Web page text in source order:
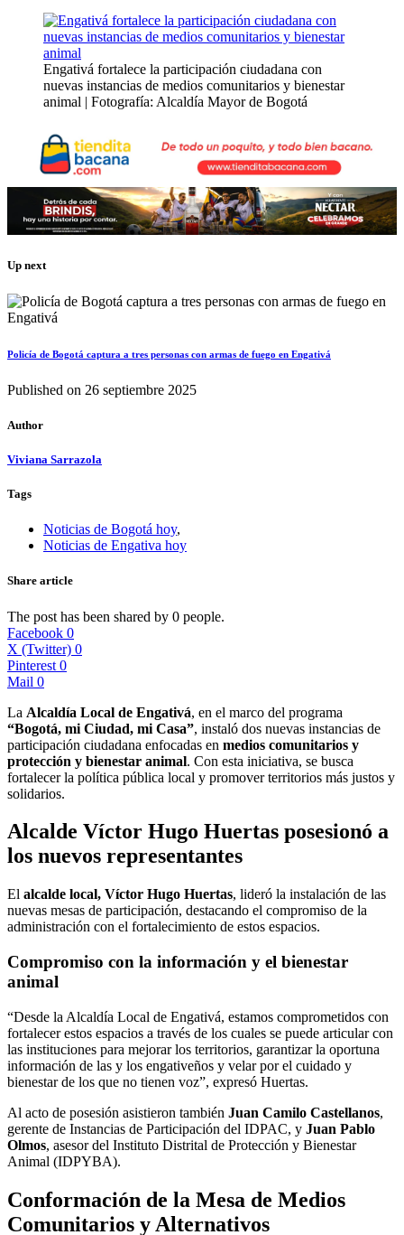
Engativá fortalece la participación ciudadana con
nuevas instancias de medios comunitarios y bienestar
animal | Fotografía: Alcaldía Mayor de Bogotá
Up next
Policía de Bogotá captura a tres personas con armas de fuego en Engativá
Published on 26 septiembre 2025
Author
Viviana Sarrazola
Tags
Noticias de Bogotá hoy,
Noticias de Engativa hoy
Share article
The post has been shared by 0 people.
Facebook 0
X (Twitter) 0
Pinterest 0
Mail 0
La Alcaldía Local de Engativá, en el marco del programa
“Bogotá, mi Ciudad, mi Casa”, instaló dos nuevas instancias de
participación ciudadana enfocadas en medios comunitarios y
protección y bienestar animal. Con esta iniciativa, se busca
fortalecer la política pública local y promover territorios más justos y
solidarios.
Alcalde Víctor Hugo Huertas posesionó a
los nuevos representantes
El alcalde local, Víctor Hugo Huertas, lideró la instalación de las
nuevas mesas de participación, destacando el compromiso de la
administración con el fortalecimiento de estos espacios.
Compromiso con la información y el bienestar
animal
“Desde la Alcaldía Local de Engativá, estamos comprometidos con
fortalecer estos espacios a través de los cuales se puede articular con
las instituciones para mejorar los territorios, garantizar la oportuna
información de las y los engativeños y velar por el cuidado y
bienestar de los que no tienen voz”, expresó Huertas.
Al acto de posesión asistieron también Juan Camilo Castellanos,
gerente de Instancias de Participación del IDPAC, y Juan Pablo
Olmos, asesor del Instituto Distrital de Protección y Bienestar
Animal (IDPYBA).
Conformación de la Mesa de Medios
Comunitarios y Alternativos